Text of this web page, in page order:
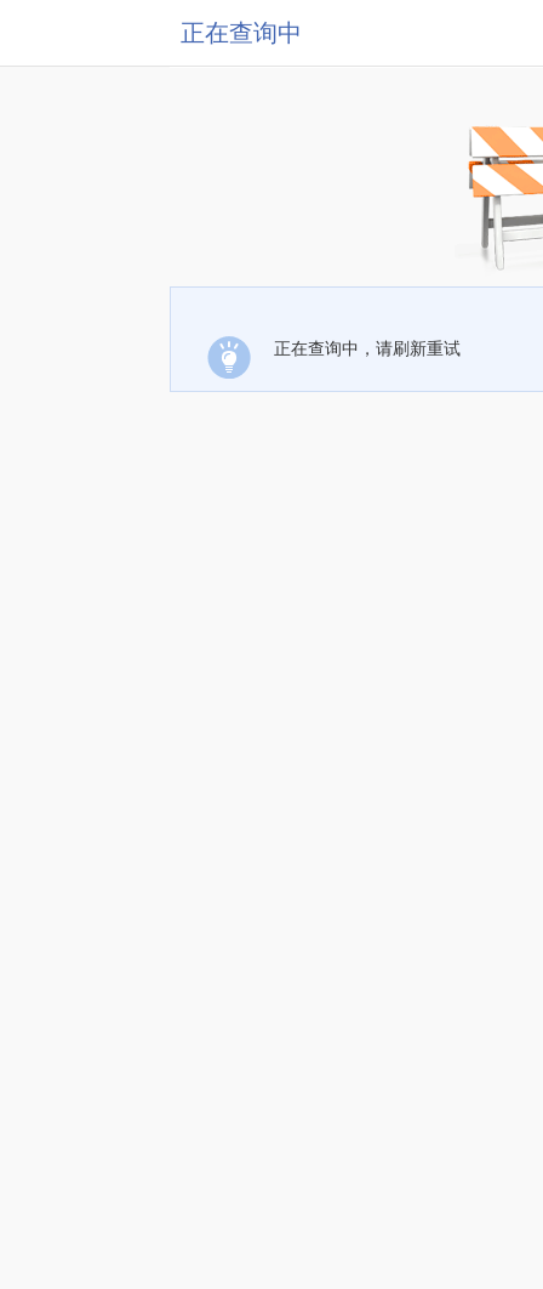
正在查询中
正在查询中，请刷新重试